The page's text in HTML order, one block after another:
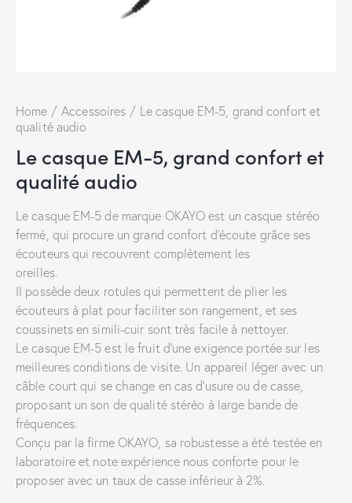
Home Accessoires
Le casque EM-5, grand confort et
qualité audio
Le casque EM-5, grand confort et
qualité audio
Le casque EM-5 de marque OKAYO est un casque stéréo
fermé, qui procure un grand confort d’écoute grâce ses
écouteurs qui recouvrent complètement les
oreilles.
Il possède deux rotules qui permettent de plier les
écouteurs à plat pour faciliter son rangement, et ses
coussinets en simili-cuir sont très facile à nettoyer.
Le casque EM-5 est le fruit d’une exigence portée sur les
meilleures conditions de visite. Un appareil léger avec un
câble court qui se change en cas d’usure ou de casse,
proposant un son de qualité stéréo à large bande de
fréquences.
Conçu par la firme OKAYO, sa robustesse a été testée en
laboratoire et note expérience nous conforte pour le
proposer avec un taux de casse inférieur à 2%.